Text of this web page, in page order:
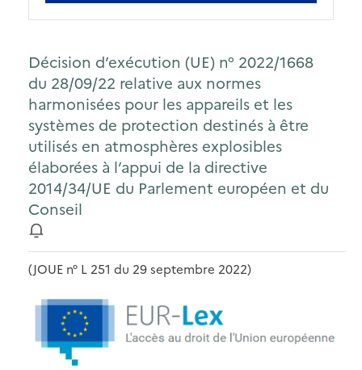
Décision d’exécution (UE) n° 2022/1668
du 28/09/22 relative aux normes
harmonisées pour les appareils et les
systèmes de protection destinés à être
utilisés en atmosphères explosibles
élaborées à l’appui de la directive
2014/34/UE du Parlement européen et du
Conseil
(JOUE n° L 251 du 29 septembre 2022)